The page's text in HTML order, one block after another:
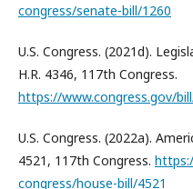
congress/senate-bill/1260
U.S. Congress. (2021d).
H.R. 4346, 117th Congress.
https://www.congress.gov/
U.S. Congress. (2022a).
4521, 117th Congress.
congress/house-bill/4521